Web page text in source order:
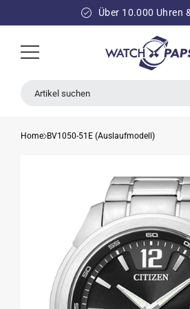
INHALT
Über 10.000 Uhren
Artikel suchen
Home BV1050-51E (Auslaufmodell)